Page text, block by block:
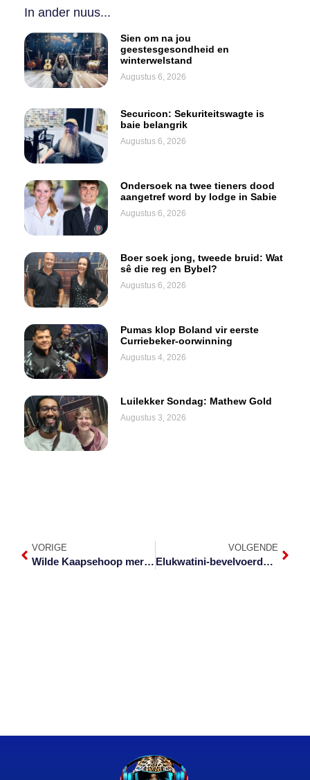
In ander nuus...
Sien om na jou
geestesgesondheid en
winterwelstand
Augustus 6, 2026
Securicon: Sekuriteitswagte is
baie belangrik
Augustus 6, 2026
Ondersoek na twee tieners dood
aangetref word by lodge in Sabie
Augustus 6, 2026
Boer soek jong, tweede bruid: Wat
sê die reg en Bybel?
Augustus 6, 2026
Pumas klop Boland vir eerste
Curriebeker-oorwinning
Augustus 4, 2026
Luilekker Sondag: Mathew Gold
Augustus 3, 2026
VORIGE
Wilde Kaapsehoop merrie van strik verlos
VOLGENDE
Elukwatini-bevelvoerder amptelik gegroet